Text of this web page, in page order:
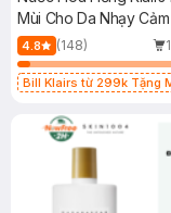
Mùi Cho Da Nhạy Cảm
4.8 (148)
Bill Klairs từ 299k Tặng
25ml (SL Có Hạn)